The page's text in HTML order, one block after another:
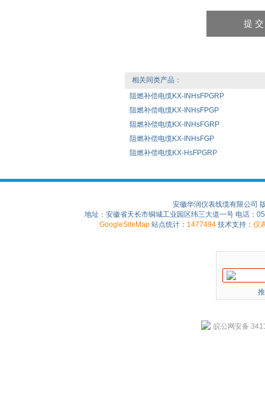
相关同类产品：
阻燃补偿电缆KX-INHsFPGRP
阻燃补偿电缆KX-INHsFPGP
阻燃补偿电缆KX-INHsFGRP
阻燃补偿电缆KX-INHsFGP
阻燃补偿电缆KX-HsFPGRP
安徽华润仪表线缆有限公司
地址：安徽省天长市铜城工业园区纬三大道一号 电话：
GoogleSiteMap 站点统计： 1477494 技术支持： 仪
皖公网安备